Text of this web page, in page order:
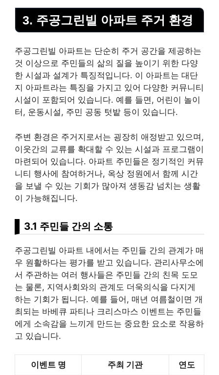
3. 주공그린빌 아파트 주거 환경
주공그린빌 아파트는 단순히 주거 공간을 제공하는
것 이상으로 주민들의 삶의 질을 높이기 위한 다양
한 시설과 설계가 특징적입니다. 이 아파트는 대단
지 아파트라는 특징을 가지고 있어 다양한 커뮤니티
시설이 포함되어 있습니다. 예를 들면, 어린이 놀이
터, 운동시설, 주민 공동 텃밭 등이 있습니다.
주변 환경은 주거지로서는 굉장히 애정받고 있으며,
이웃간의 교류를 확대할 수 있는 시설과 프로그램이
마련되어 있습니다. 아파트 주민들은 정기적인 커뮤
니티 행사에 참여하거나, 옥상 정원에서 함께 시간
을 보낼 수 있는 기회가 많아져 생동감 넘치는 생활
이 가능해집니다.
3.1 주민들 간의 소통
주공그린빌 아파트 내에서는 주민들 간의 관계가 매
우 원활하다는 평가를 받고 있습니다. 관리사무소에
서 주관하는 여러 행사들은 주민들 간의 친목 도모
는 물론, 지역사회와의 관계도 더욱의식을 다지게
하는 기회가 됩니다. 예를 들어, 매년 여름철이면 개
최되는 바베큐 파티나 크리스마스 이벤트는 주민들
에게 소속감을 느끼게 만드는 중요한 요소로 작용하
고 있습니다.
이벤트 명 주최 기관 연도